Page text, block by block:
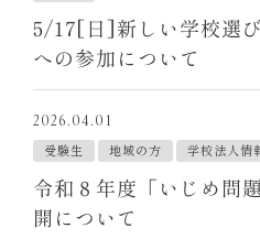
5/17[日]新しい学校選び
への参加について
2026.04.01
受験生 地域の方 学校法人情
令和８年度「いじめ問
開について